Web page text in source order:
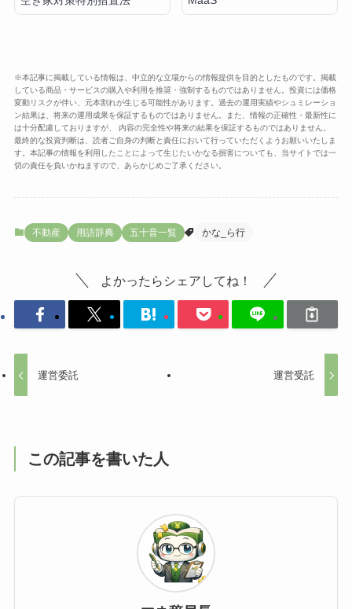
※本記事に掲載している情報は、中立的な立場からの情報提供を目的としたものです。掲載
している商品・サービスの購入や利用を推奨・強制するものではありません。投資には価格
変動リスクが伴い、元本割れが生じる可能性があります。過去の運用実績やシュミレーショ
ン結果は、将来の運用成果を保証するものではありません。また、情報の正確性・最新性に
は十分配慮しておりますが、 内容の完全性や将来の結果を保証するものではありません。
最終的な投資判断は、読者ご自身の判断と責任において行っていただくようお願いいたしま
す。本記事の情報を利用したことによって生じたいかなる損害についても、当サイトでは一
切の責任を負いかねますので、あらかじめご了承ください。
不動産 用語辞典 五十音一覧 かな_ら行
よかったらシェアしてね！
運営委託 運営受託
この記事を書いた人